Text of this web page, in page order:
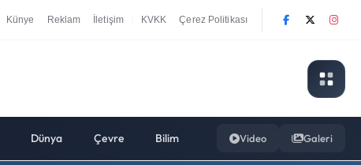
Künye Reklam İletişim KVKK Çerez Politikası
Dünya Çevre Bilim Video Galeri